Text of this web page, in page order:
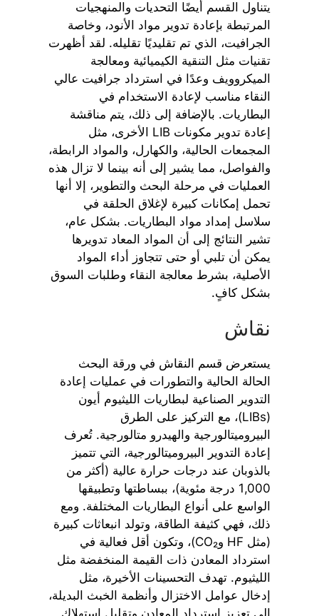
يتناول القسم أيضًا التحديات والمنهجيات
المرتبطة بإعادة تدوير مواد الأنود، وخاصة
الجرافيت، الذي تم تقليديًا تقليله. لقد أظهرت
تقنيات مثل التنقية الكيميائية ومعالجة
الميكروويف وعدًا في استرداد جرافيت عالي
النقاء مناسب لإعادة الاستخدام في
البطاريات. بالإضافة إلى ذلك، يتم مناقشة
إعادة تدوير مكونات LIB الأخرى، مثل
المجمعات الحالية، والكهارل، والمواد الرابطة،
والفواصل، مما يشير إلى أنه بينما لا تزال هذه
العمليات في مرحلة البحث والتطوير، إلا أنها
تحمل إمكانات كبيرة لإغلاق الحلقة في
سلاسل إمداد مواد البطاريات. بشكل عام،
تشير النتائج إلى أن المواد المعاد تدويرها
يمكن أن تلبي أو حتى تتجاوز أداء المواد
الأصلية، بشرط معالجة النقاء وطلبات السوق
بشكل كافٍ.
نقاش
يستعرض قسم النقاش في ورقة البحث
الحالة الحالية والتطورات في عمليات إعادة
التدوير الصناعية لبطاريات الليثيوم أيون
(LIBs)، مع التركيز على الطرق
البيروميتالورجية والهيدرو متالورجية. تُعرف
إعادة التدوير البيروميتالورجية، التي تتميز
بالذوبان عند درجات حرارة عالية (أكثر من
1,000 درجة مئوية)، ببساطتها وتطبيقها
الواسع على أنواع البطاريات المختلفة. ومع
ذلك، فهي كثيفة الطاقة، وتولد انبعاثات كبيرة
(مثل HF وCO₂)، وتكون أقل فعالية في
استرداد المعادن ذات القيمة المنخفضة مثل
الليثيوم. تهدف التحسينات الأخيرة، مثل
إدخال عوامل الاختزال وأنظمة الخبث البديلة،
إلى تعزيز استرداد المعادن وتقليل استهلاك